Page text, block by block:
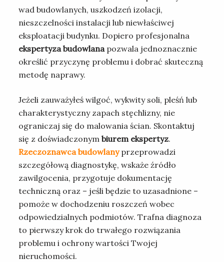
wad budowlanych, uszkodzeń izolacji,
nieszczelności instalacji lub niewłaściwej
eksploatacji budynku. Dopiero profesjonalna
ekspertyza budowlanapozwala jednoznacznie
określić przyczynę problemu i dobrać skuteczną
metodę naprawy.
Jeżeli zauważyłeś wilgoć, wykwity soli, pleśń lub
charakterystyczny zapach stęchlizny, nie
ograniczaj się do malowania ścian. Skontaktuj
się z doświadczonym biurem ekspertyz.
Rzeczoznawca budowlanyprzeprowadzi
szczegółową diagnostykę, wskaże źródło
zawilgocenia, przygotuje dokumentację
techniczną oraz – jeśli będzie to uzasadnione –
pomoże w dochodzeniu roszczeń wobec
odpowiedzialnych podmiotów. Trafna diagnoza
to pierwszy krok do trwałego rozwiązania
problemu i ochrony wartości Twojej
nieruchomości.